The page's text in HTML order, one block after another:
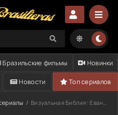
Бразильские фильмы Новинки
Новости Топ сериалов
Визуальная Библия: Евангелие от Матфея (1993)